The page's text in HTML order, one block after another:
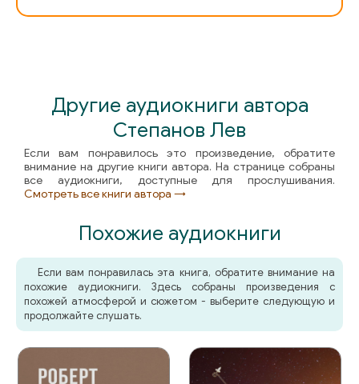
Другие аудиокниги автора
Степанов Лев
Если вам понравилось это произведение, обратите
внимание на другие книги автора. На странице собраны
все аудиокниги, доступные для прослушивания.
Смотреть все книги автора →
Похожие аудиокниги
Если вам понравилась эта книга, обратите внимание на
похожие аудиокниги. Здесь собраны произведения с
похожей атмосферой и сюжетом - выберите следующую и
продолжайте слушать.